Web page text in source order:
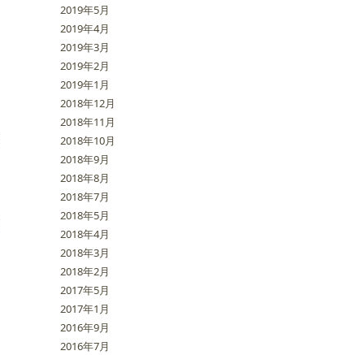
2019年5月
2019年4月
2019年3月
2019年2月
2019年1月
2018年12月
2018年11月
2018年10月
2018年9月
2018年8月
2018年7月
2018年5月
2018年4月
2018年3月
2018年2月
2017年5月
2017年1月
2016年9月
2016年7月